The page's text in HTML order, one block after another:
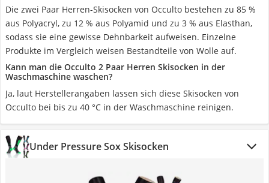
Die zwei Paar Herren-Skisocken von Occulto bestehen zu 85 %
aus Polyacryl, zu 12 % aus Polyamid und zu 3 % aus Elasthan,
sodass sie eine gewisse Dehnbarkeit aufweisen. Einzelne
Produkte im Vergleich weisen Bestandteile von Wolle auf.
Kann man die Occulto 2 Paar Herren Skisocken in der
Waschmaschine waschen?
Ja, laut Herstellerangaben lassen sich diese Skisocken von
Occulto bei bis zu 40 °C in der Waschmaschine reinigen.
Under Pressure Sox Skisocken